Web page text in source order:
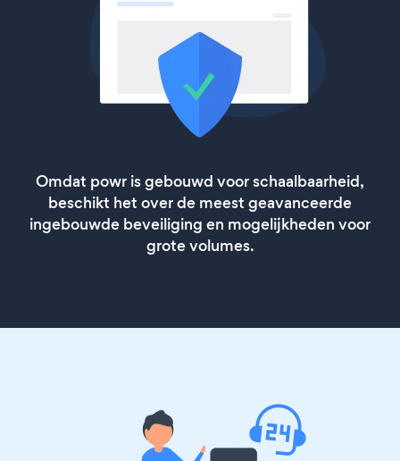
Omdat powr is gebouwd voor schaalbaarheid,
beschikt het over de meest geavanceerde
ingebouwde beveiliging en mogelijkheden voor
grote volumes.